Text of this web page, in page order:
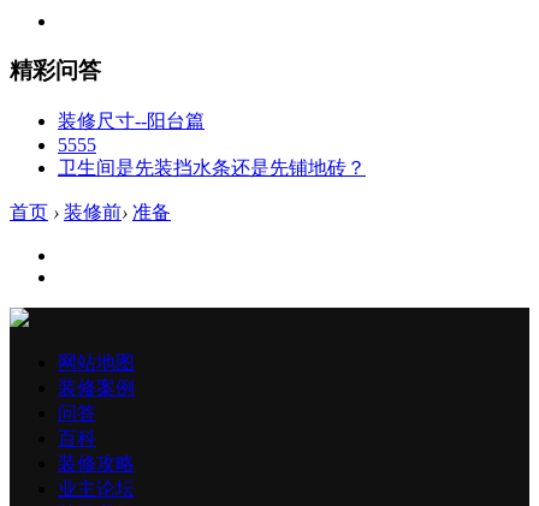
精彩问答
装修尺寸--阳台篇
5555
卫生间是先装挡水条还是先铺地砖？
首页 › 装修前› 准备
网站地图
装修案例
问答
百科
装修攻略
业主论坛